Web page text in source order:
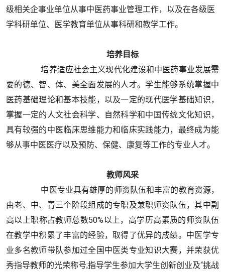
级相关企事业单位从事中医药事业管理工作，以及在各级医
学科研单位、医学教育单位从事科研和教学工作。
培养目标
培养适应社会主义现代化建设和中医药事业发展需
要的德、智、体、美全面发展的人才。学生能够系统掌握中
医药基础理论和基本技能，以及一定的现代医学基础知识，
掌握一定的人文社会科学、自然科学和中国传统文化知识，
具有较强的中医临床思维能力和临床实践能力，最终成为能
够从事中医医疗以及预防、保健、康复等工作的专业人才。
教师风采
中医专业具有雄厚的师资队伍和丰富的教育资源，
由老、中、青三个阶段组成的专职及兼职师资队伍，其中副
高以上职称占教师总数50%以上，高学历高素质的师资队伍
在教学中积累了丰富的经验，取得了优异的成绩。中医学专
业多名教师带队参加过全国中医类专业知识大赛，并荣获优
秀指导教师的光荣称号;指导学生参加大学生创新创业及“挑战